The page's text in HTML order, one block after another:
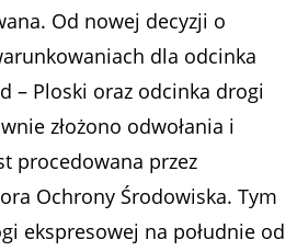
Od nowej decyzji o
dla odcinka
– Ploski oraz odcinka drogi
złożono odwołania i
procedowana przez
Ochrony Środowiska. Tym
ekspresowej na południe od